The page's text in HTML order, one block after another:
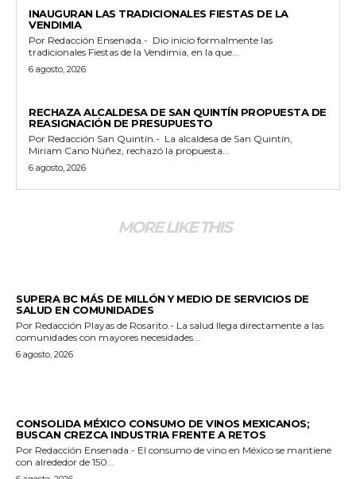
INAUGURAN LAS TRADICIONALES FIESTAS DE LA
VENDIMIA
Por Redacción Ensenada.- Dio inicio formalmente las
tradicionales Fiestas de la Vendimia, en la que...
6 agosto, 2026
RECHAZA ALCALDESA DE SAN QUINTÍN PROPUESTA DE
REASIGNACIÓN DE PRESUPUESTO
Por Redacción San Quintín.- La alcaldesa de San Quintín,
Miriam Cano Núñez, rechazó la propuesta...
6 agosto, 2026
MORE LIKE THIS
SUPERA BC MÁS DE MILLÓN Y MEDIO DE SERVICIOS DE
SALUD EN COMUNIDADES
Por Redacción Playas de Rosarito.- La salud llega directamente a las
comunidades con mayores necesidades...
6 agosto, 2026
CONSOLIDA MÉXICO CONSUMO DE VINOS MEXICANOS;
BUSCAN CREZCA INDUSTRIA FRENTE A RETOS
Por Redacción Ensenada.- El consumo de vino en México se mantiene
con alrededor de 150...